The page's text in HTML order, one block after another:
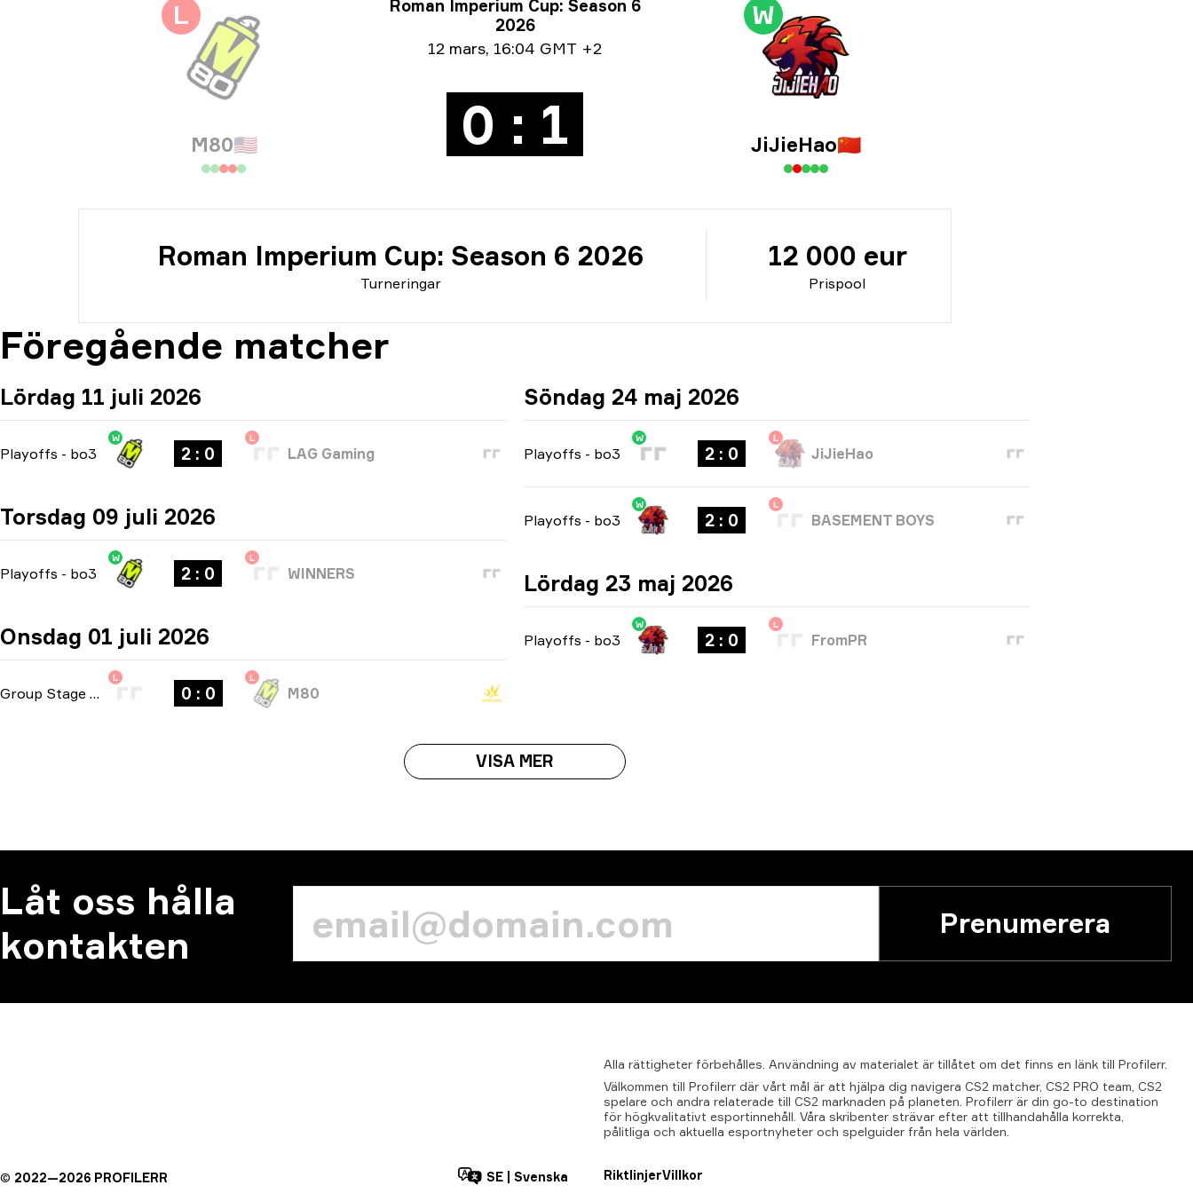
Turneringsinfo
Roman Imperium Cup: Season 6
2026
Datum info12 mars, 16:04 GMT +2
L
M80🇺🇸 0 : 1
W
JiJieHao🇨🇳
Turneringar
Roman Imperium Cup: Season 6 2026
Prispool
12 000 eur
Föregående matcher
Lördag 11 juli 2026
Playoffs - bo3
W
2 : 0
L
LAG Gaming
Torsdag 09 juli 2026
Playoffs - bo3
W
2 : 0
L
WINNERS
Onsdag 01 juli 2026
Group Stage
L
0 : 0
L
M80
Söndag 24 maj 2026
Playoffs - bo3
W
2 : 0
L
JiJieHao
Playoffs - bo3
W
2 : 0
L
BASEMENT BOYS
Lördag 23 maj 2026
Playoffs - bo3
W
2 : 0
L
FromPR
VISA MER
Låt oss hålla
kontakten
Prenumerera
Alla rättigheter förbehålles. Användning av materialet är tillåtet om det finns en länk till Profilerr.
Välkommen till Profilerr där vårt mål är att hjälpa dig navigera CS2 matcher, CS2 PRO team, CS2
spelare och andra relaterade till CS2 marknaden på planeten. Profilerr är din go-to destination
för högkvalitativt esportinnehåll. Våra skribenter strävar efter att tillhandahålla korrekta,
pålitliga och aktuella esportnyheter och spelguider från hela världen.
RiktlinjerVillkor
© 2022—2026 PROFILERR SE Svenska